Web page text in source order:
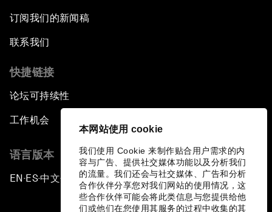
本网站使用 cookie
我们使用 Cookie 来制作贴合用户需求的内
容与广告、提供社交媒体功能以及分析我们
的流量。我们还会与社交媒体、广告和分析
合作伙伴分享您对我们网站的使用情况，这
些合作伙伴可能会将此类信息与您提供给他
们或他们在您使用其服务的过程中收集的其
订阅我们的新闻稿
联系我们
快捷链接
论坛可持续性
工作机会
语言版本
EN ▪ES▪中文▪ 日本語